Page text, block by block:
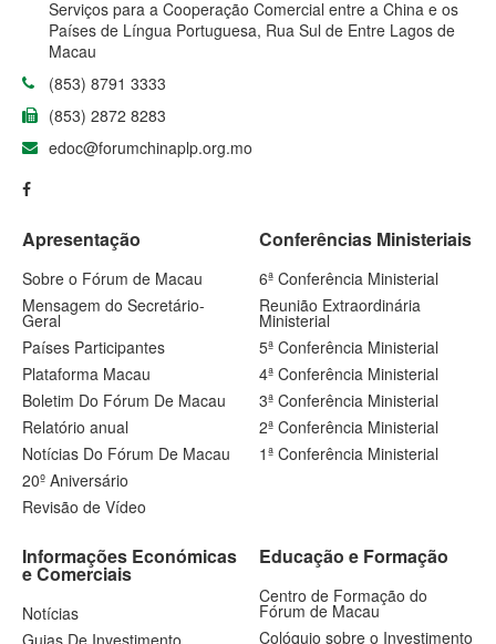
Serviços para a Cooperação Comercial entre a China e os
Países de Língua Portuguesa, Rua Sul de Entre Lagos de
Macau
(853) 8791 3333
(853) 2872 8283
edoc@forumchinaplp.org.mo
Apresentação
Sobre o Fórum de Macau
Mensagem do Secretário-
Geral
Países Participantes
Plataforma Macau
Boletim Do Fórum De Macau
Relatório anual
Notícias Do Fórum De Macau
20º Aniversário
Revisão de Vídeo
Conferências Ministeriais
6ª Conferência Ministerial
Reunião Extraordinária
Ministerial
5ª Conferência Ministerial
4ª Conferência Ministerial
3ª Conferência Ministerial
2ª Conferência Ministerial
1ª Conferência Ministerial
Informações Económicas
e Comerciais
Notícias
Guias De Investimento
Educação e Formação
Centro de Formação do
Fórum de Macau
Colóquio sobre o Investimento